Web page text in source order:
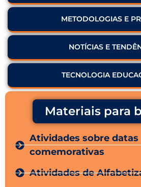
METODOLOGIAS E
NOTÍCIAS E
TECNOLOGIA
Materiais para
Atividades sobre datas
comemorativas
Atividades de